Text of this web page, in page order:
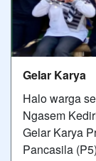
Gelar Karya
Halo warga
Ngasem
Gelar Karya
Pancasila